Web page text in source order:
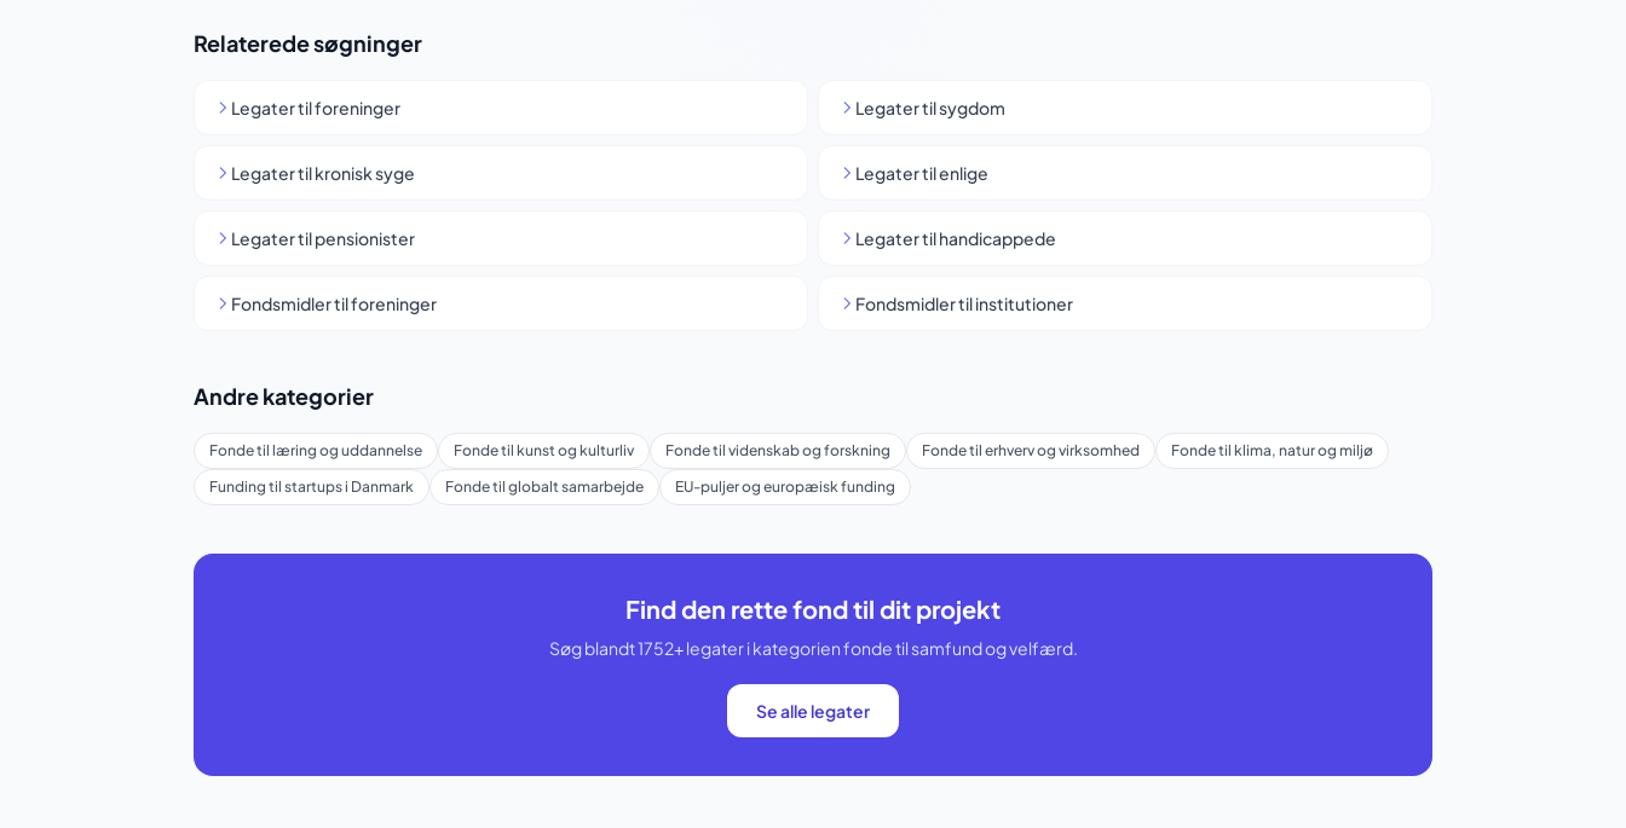
Relaterede søgninger
Legater til foreninger Legater til sygdom
Legater til kronisk syge Legater til enlige
Legater til pensionister Legater til handicappede
Fondsmidler til foreninger Fondsmidler til institutioner
Andre kategorier
Fonde til læring og uddannelse Fonde til kunst og kulturliv Fonde til videnskab og forskning Fonde til erhverv og virksomhed
Fonde til klima, natur og miljø
Funding til startups i Danmark
Fonde til globalt samarbejde EU-puljer og europæisk funding
Find den rette fond til dit projekt
Søg blandt 1752+ legater i kategorien fonde til samfund og velfærd.
Se alle legater